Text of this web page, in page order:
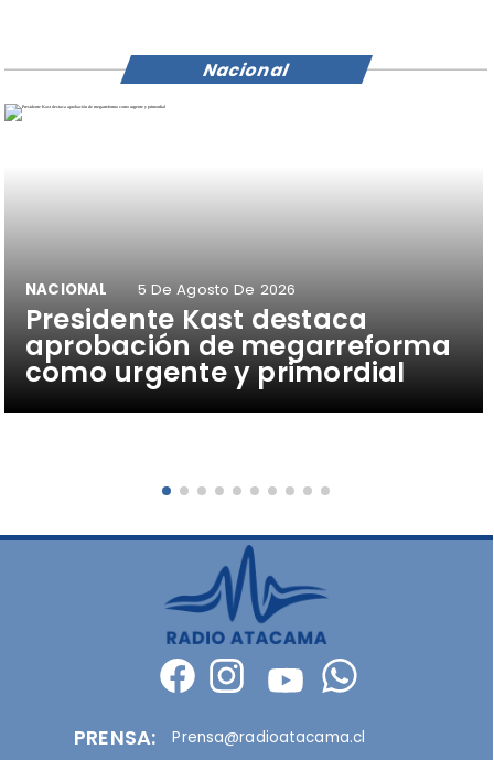
Presidente Kast destaca
aprobación de megarreforma
como urgente y primordial
NACIONAL 5 De Agosto De 2026
Nacional
PRENSA: Prensa@radioatacama.cl